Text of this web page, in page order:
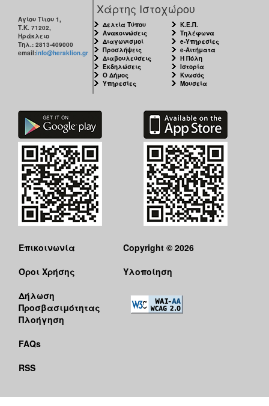
Αγίου Τίτου 1,
Τ.Κ. 71202,
Ηράκλειο
Τηλ.: 2813-409000
email:info@heraklion.gr
Χάρτης Ιστοχώρου
Δελτία Τύπου
Ανακοινώσεις
Διαγωνισμοί
Προσλήψεις
Διαβουλεύσεις
Εκδηλώσεις
Ο Δήμος
Υπηρεσίες
Κ.Ε.Π.
Τηλέφωνα
e-Υπηρεσίες
e-Αιτήματα
Η Πόλη
Ιστορία
Κνωσός
Μουσεία
Επικοινωνία
Όροι Χρήσης
Δήλωση
Προσβασιμότητας
Πλοήγηση
FAQs
RSS
Copyright © 2026
Υλοποίηση